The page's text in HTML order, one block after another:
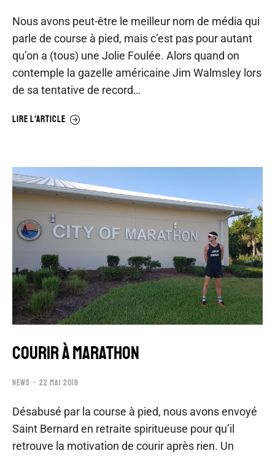
Nous avons peut-être le meilleur nom de média qui
parle de course à pied, mais c’est pas pour autant
qu’on a (tous) une Jolie Foulée. Alors quand on
contemple la gazelle américaine Jim Walmsley lors
de sa tentative de record…
LIRE L'ARTICLE
COURIR À MARATHON
NEWS 22 MAI 2019
Désabusé par la course à pied, nous avons envoyé
Saint Bernard en retraite spiritueuse pour qu’il
retrouve la motivation de courir après rien. Un